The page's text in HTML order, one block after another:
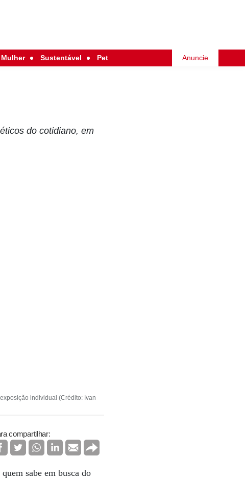
Mulher Sustentável Pet Anuncie
do cotidiano, em
individual (Crédito: Ivan
compartilhar:
sabe em busca do